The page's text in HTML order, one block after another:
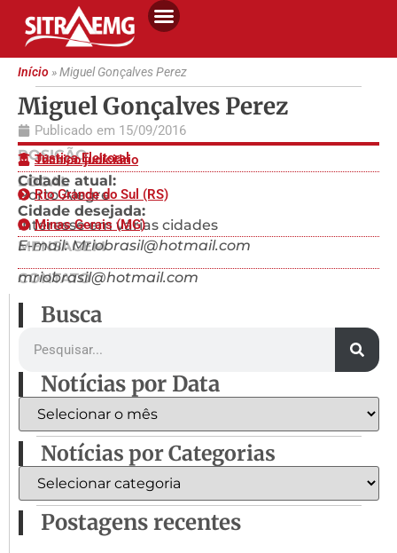
Início»Miguel Gonçalves Perez
Miguel Gonçalves Perez
Publicado em 15/09/2016
POSIÇÃO
Justiça Eleitoral
Técnico judiciário
LOCAL
Cidade atual:
Porto Alegre
Rio Grande do Sul (RS)
Cidade desejada:
Interesse em várias cidades
Minas Gerais (MG)
MENSAGEM
E-mail: Mriobrasil@hotmail.com
CONTATO
mriobrasil@hotmail.com
Busca
Notícias por Data
Notícias por Categorias
Postagens recentes